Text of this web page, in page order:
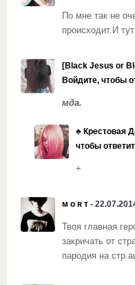
По мне так не
происходит.И
[Black Jesus or
Войдите, чтобы
мда.
♣️ Крестовая
чтобы
+
ᴍ ᴏ ʀ ᴛ -
Твоя главная
закричать от
пародия на